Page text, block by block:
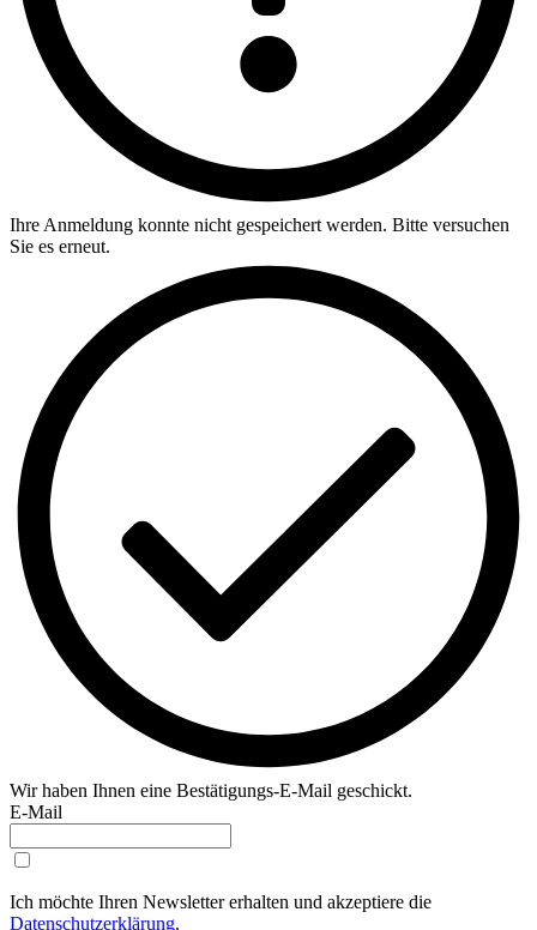
Ihre Anmeldung konnte nicht gespeichert werden. Bitte versuchen
Sie es erneut.
Wir haben Ihnen eine Bestätigungs-E-Mail geschickt.
E-Mail
Ich möchte Ihren Newsletter erhalten und akzeptiere die
Datenschutzerklärung.